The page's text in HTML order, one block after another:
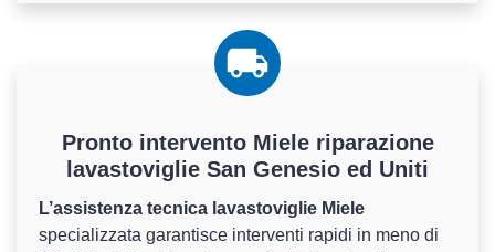
Pronto intervento Miele riparazione
lavastoviglie San Genesio ed Uniti
L’assistenza tecnica lavastoviglie Miele
specializzata garantisce interventi rapidi in meno di